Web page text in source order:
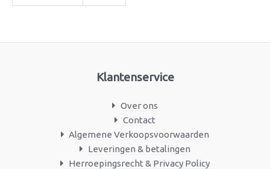
Klantenservice
Over ons
Contact
Algemene Verkoopsvoorwaarden
Leveringen & betalingen
Herroepingsrecht & Privacy Policy